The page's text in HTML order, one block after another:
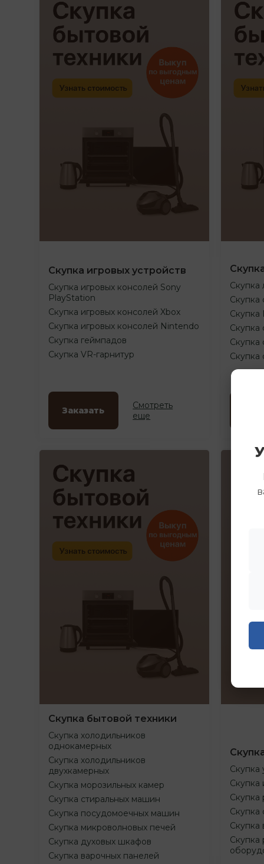
Скупка игровых устройств
Скупка игровых консолей Sony
PlayStation
Скупка игровых консолей Xbox
Скупка игровых консолей Nintendo
Скупка геймпадов
Скупка VR-гарнитур
Заказать
Смотреть
еще
Скупка
Скупка
Скупка
Скупка
Скупка
Скупка бытовой техники
Скупка холодильников
однокамерных
Скупка холодильников
двухкамерных
Скупка морозильных камер
Скупка стиральных машин
Скупка посудомоечных машин
Скупка микроволновых печей
Скупка духовых шкафов
Скупка варочных панелей
Скупка
Скупка
Скупка
Скупка
Скупка
Скупка